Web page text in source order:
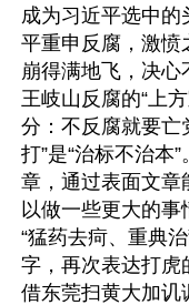
成为习近平选中的
平重申反腐，激愤
崩得满地飞，决
王岐山反腐的“上
分：不反腐就要亡
打”是“治标不治本
章，通过表面文章
以做一些更大的事
“猛药去疴、重典
字，再次表达打虎
借东莞扫黄大加讥